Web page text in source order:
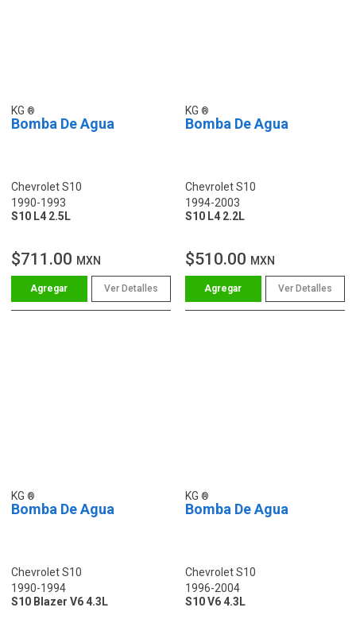
KG
Bomba De Agua
Chevrolet S10
1990-1993
S10 L4 2.5L
$711.00 MXN
Ver Detalles
KG
Bomba De Agua
Chevrolet S10
1994-2003
S10 L4 2.2L
$510.00 MXN
Ver Detalles
KG
Bomba De Agua
Chevrolet S10
1990-1994
S10 Blazer V6 4.3L
KG
Bomba De Agua
Chevrolet S10
1996-2004
S10 V6 4.3L